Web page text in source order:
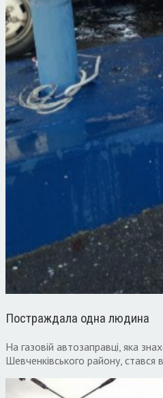
Постраждала одна людина
На газовій автозаправці, яка
Шевченківського району,